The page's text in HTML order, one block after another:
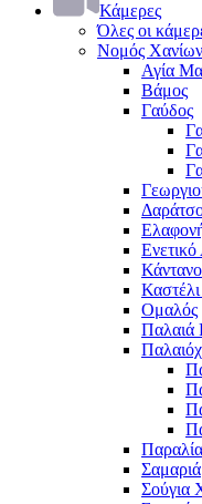
Κάμερες
Όλες οι
Νομός Χανίων
Αγία
Βάμος
Γαύδος
Ενετικό
Ομαλός
Παλαιά
Σαμαριά
Σούγια